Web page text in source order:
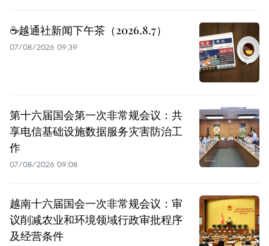
☕️越通社新闻下午茶（2026.8.7）
07/08/2026 09:39
第十六届国会第一次非常规会议：共
享电信基础设施数据服务灾害防治工
作
07/08/2026 09:08
越南十六届国会一次非常规会议：审
议削减农业和环境领域行政审批程序
及经营条件